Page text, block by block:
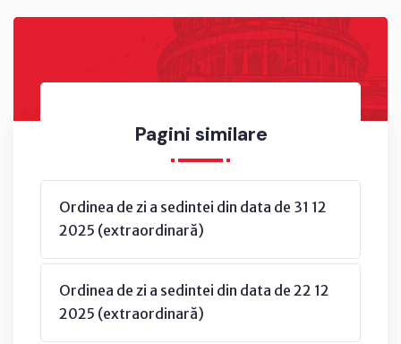
Pagini similare
Ordinea de zi a sedintei din data de 31 12
2025 (extraordinară)
Ordinea de zi a sedintei din data de 22 12
2025 (extraordinară)